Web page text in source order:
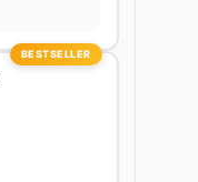
BESTSELLER